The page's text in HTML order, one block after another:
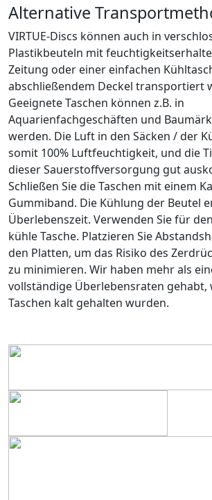
Alternative
VIRTUE-Discs können auch in
Plastikbeuteln mit
Zeitung oder einer einfachen
abschließendem Deckel transportiert
Geeignete Taschen können z.B. in
Aquarienfachgeschäften und
werden. Die Luft in den Säcken / der
somit 100% Luftfeuchtigkeit, und die
dieser Sauerstoffversorgung gut
Schließen Sie die Taschen mit einem
Gummiband. Die Kühlung der Beutel
Überlebenszeit. Verwenden Sie für
kühle Tasche. Platzieren Sie
den Platten, um das Risiko des
zu minimieren. Wir haben mehr als
vollständige Überlebensraten gehabt,
Taschen kalt gehalten wurden.